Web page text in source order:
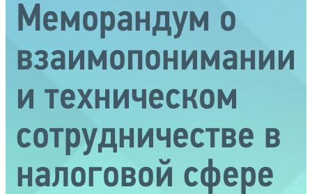
Меморандум о
взаимопонимании
и техническом
сотрудничестве в
налоговой сфере